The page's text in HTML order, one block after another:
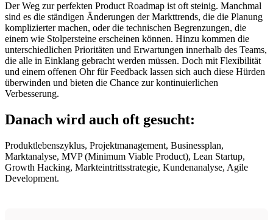
Der Weg zur perfekten Product Roadmap ist oft steinig. Manchmal
sind es die ständigen Änderungen der Markttrends, die die Planung
komplizierter machen, oder die technischen Begrenzungen, die
einem wie Stolpersteine erscheinen können. Hinzu kommen die
unterschiedlichen Prioritäten und Erwartungen innerhalb des Teams,
die alle in Einklang gebracht werden müssen. Doch mit Flexibilität
und einem offenen Ohr für Feedback lassen sich auch diese Hürden
überwinden und bieten die Chance zur kontinuierlichen
Verbesserung.
Danach wird auch oft gesucht:
Produktlebenszyklus, Projektmanagement, Businessplan,
Marktanalyse, MVP (Minimum Viable Product), Lean Startup,
Growth Hacking, Markteintrittsstrategie, Kundenanalyse, Agile
Development.